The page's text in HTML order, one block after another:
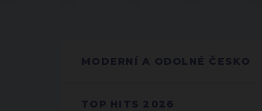
MODERNÍ A ODOLNÉ ČESKO
TOP HITS 2026